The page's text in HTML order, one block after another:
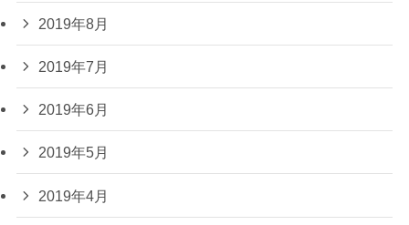
2019年8月
2019年7月
2019年6月
2019年5月
2019年4月